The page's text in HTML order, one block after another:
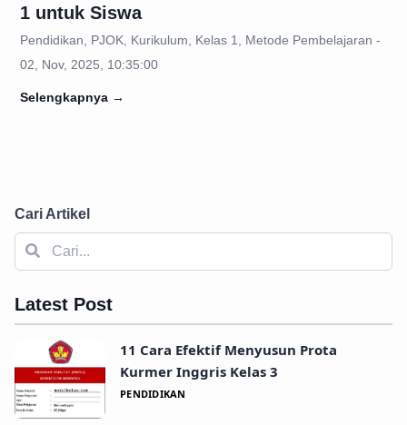
1 untuk Siswa
Pendidikan, PJOK, Kurikulum, Kelas 1, Metode Pembelajaran -
02, Nov, 2025, 10:35:00
Selengkapnya →
Cari Artikel
Latest Post
11 Cara Efektif Menyusun Prota
Kurmer Inggris Kelas 3
PENDIDIKAN